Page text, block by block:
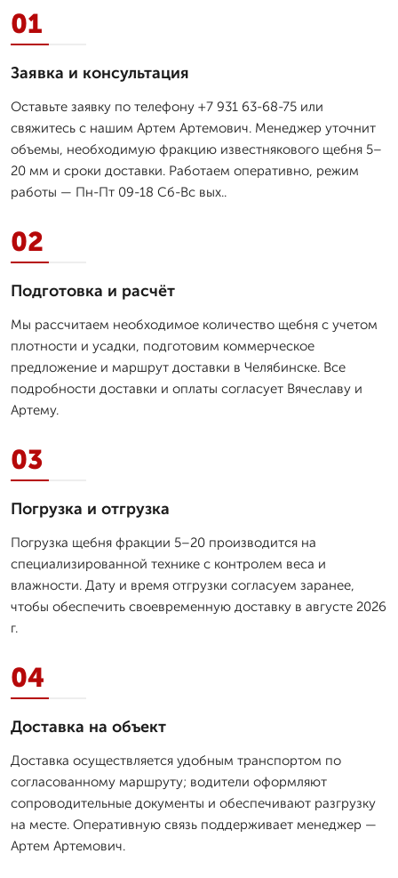
01
Заявка и консультация
Оставьте заявку по телефону +7 931 63-68-75 или
свяжитесь с нашим Артем Артемович. Менеджер уточнит
объемы, необходимую фракцию известнякового щебня 5–
20 мм и сроки доставки. Работаем оперативно, режим
работы — Пн-Пт 09-18 Сб-Вс вых..
02
Подготовка и расчёт
Мы рассчитаем необходимое количество щебня с учетом
плотности и усадки, подготовим коммерческое
предложение и маршрут доставки в Челябинске. Все
подробности доставки и оплаты согласует Вячеславу и
Артему.
03
Погрузка и отгрузка
Погрузка щебня фракции 5–20 производится на
специализированной технике с контролем веса и
влажности. Дату и время отгрузки согласуем заранее,
чтобы обеспечить своевременную доставку в августе 2026
г.
04
Доставка на объект
Доставка осуществляется удобным транспортом по
согласованному маршруту; водители оформляют
сопроводительные документы и обеспечивают разгрузку
на месте. Оперативную связь поддерживает менеджер —
Артем Артемович.